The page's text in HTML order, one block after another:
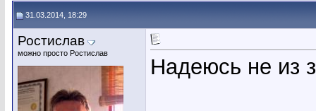
31.03.2014, 18:29
Ростислав
можно просто Ростислав
Надеюсь не из